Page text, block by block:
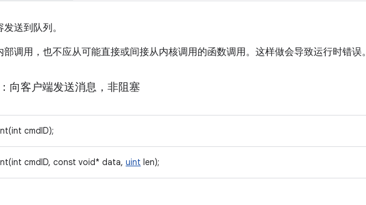
送到队列。
调用，也不应从可能直接或间接从内核调用的函数调用。这样做会导致运行时错误。
：向客户端发送消息，非阻塞
cmdID);
cmdID, const void* data, uint len);